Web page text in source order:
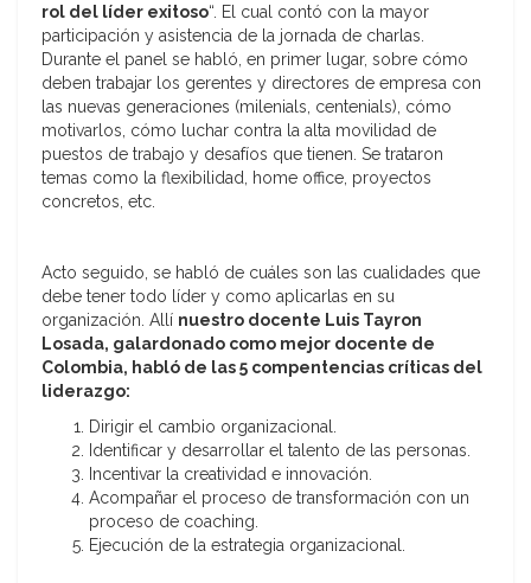
rol del líder exitoso“. El cual contó con la mayor
participación y asistencia de la jornada de charlas.
Durante el panel se habló, en primer lugar, sobre cómo
deben trabajar los gerentes y directores de empresa con
las nuevas generaciones (milenials, centenials), cómo
motivarlos, cómo luchar contra la alta movilidad de
puestos de trabajo y desafíos que tienen. Se trataron
temas como la flexibilidad, home office, proyectos
concretos, etc.
Acto seguido, se habló de cuáles son las cualidades que
debe tener todo líder y como aplicarlas en su
organización. Allí nuestro docente Luis Tayron
Losada, galardonado como mejor docente de
Colombia, habló de las 5 compentencias críticas del
liderazgo:
Dirigir el cambio organizacional.
Identificar y desarrollar el talento de las personas.
Incentivar la creatividad e innovación.
Acompañar el proceso de transformación con un
proceso de coaching.
Ejecución de la estrategia organizacional.